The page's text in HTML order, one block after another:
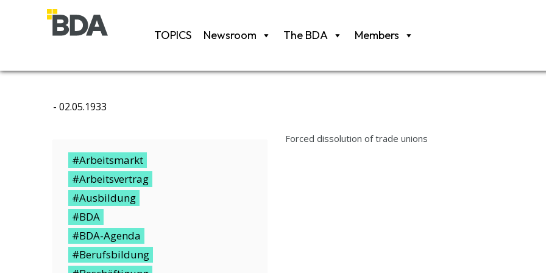
TOPICS Newsroom The BDA Members
- 02.05.1933
#Arbeitsmarkt
#Arbeitsvertrag
#Ausbildung
#BDA
#BDA-Agenda
#Berufsbildung
Forced dissolution of trade unions